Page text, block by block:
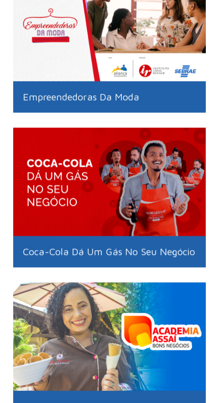
Empreendedoras Da Moda
Coca-Cola Dá Um Gás No Seu Negócio